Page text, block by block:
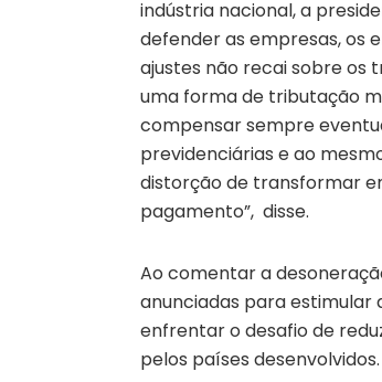
indústria nacional, a
defender as empresas, os
ajustes não recai sobre os
uma forma de tributação
compensar sempre
previdenciárias e ao
distorção de transformar
pagamento”, disse.
Ao comentar a
anunciadas para estimular
enfrentar o desafio de
pelos países desenvolvidos.